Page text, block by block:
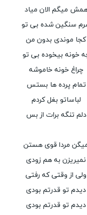
میگم الان میاد
سنگین شده بی تو
کجا موندی بدون من
خونه بیخوده بی تو
چراغ خونه خاموشه
تمام پرده ها بستس
لباساتو بغل کردم
دلم تنگه برات از بس
مردا قوی هستن
نمیریزن به هم زودی
ولی از وقتی که رفتی
دیدم تو قدرتم بودی
دیدم تو قدرتم بودی